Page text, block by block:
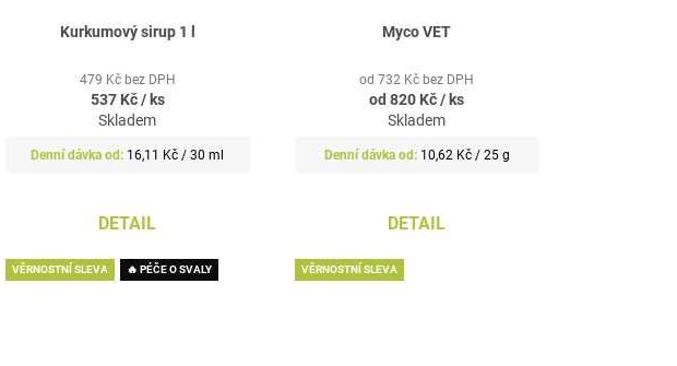
Kurkumový sirup 1 l
479 Kč bez DPH
537 Kč/ ks
Skladem
Měrná
16,11 Kč / 30 ml
DETAIL
Myco VET
od 732 Kč bez DPH
od820 Kč / ks
Skladem
Měrná
10,62 Kč / 25 g
DETAIL
VĚRNOSTNÍ SLEVA 🔥 PÉČE O SVALY VĚRNOSTNÍ SLEVA